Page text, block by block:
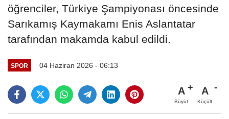
öğrenciler, Türkiye Şampiyonası öncesinde
Sarıkamış Kaymakamı Enis Aslantatar
tarafından makamda kabul edildi.
SPOR 04 Haziran 2026 - 06:13
A
Büyüt
A
Küçült